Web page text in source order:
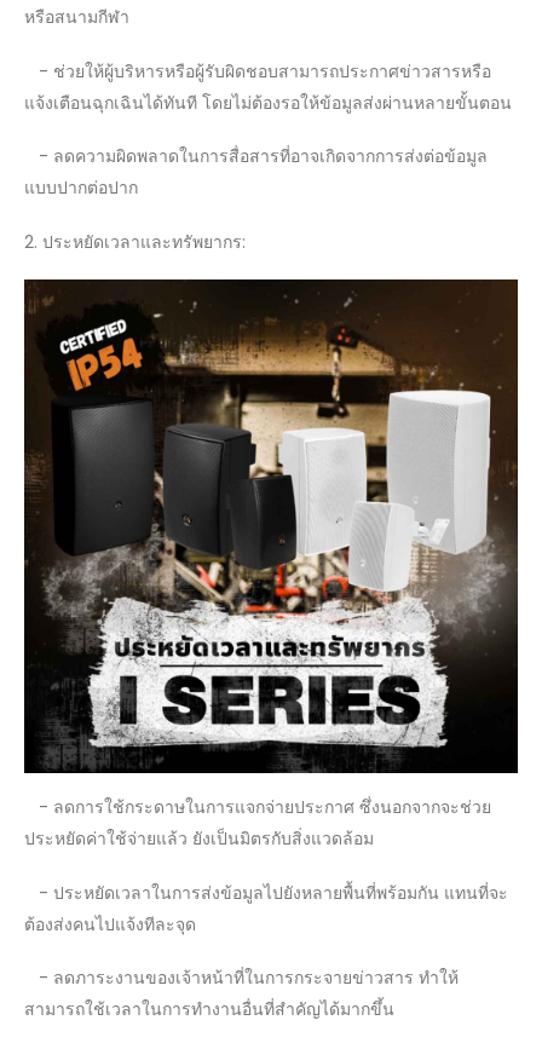
หรือสนามกีฬา
- ช่วยให้ผู้บริหารหรือผู้รับผิดชอบสามารถประกาศข่าวสารหรือ
แจ้งเตือนฉุกเฉินได้ทันที โดยไม่ต้องรอให้ข้อมูลส่งผ่านหลายขั้นตอน
- ลดความผิดพลาดในการสื่อสารที่อาจเกิดจากการส่งต่อข้อมูล
แบบปากต่อปาก
2. ประหยัดเวลาและทรัพยากร:
- ลดการใช้กระดาษในการแจกจ่ายประกาศ ซึ่งนอกจากจะช่วย
ประหยัดค่าใช้จ่ายแล้ว ยังเป็นมิตรกับสิ่งแวดล้อม
- ประหยัดเวลาในการส่งข้อมูลไปยังหลายพื้นที่พร้อมกัน แทนที่จะ
ต้องส่งคนไปแจ้งทีละจุด
- ลดภาระงานของเจ้าหน้าที่ในการกระจายข่าวสาร ทำให้
สามารถใช้เวลาในการทำงานอื่นที่สำคัญได้มากขึ้น